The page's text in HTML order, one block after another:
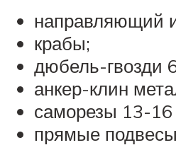
направляющий
крабы;
дюбель-гвозди
анкер-клин
саморезы 13-
прямые